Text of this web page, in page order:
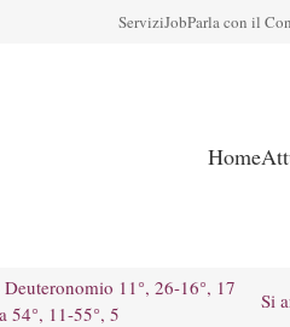
ServiziJobParla con il
Home
11°, 26-16°, 17
54°, 11-55°, 5
Si